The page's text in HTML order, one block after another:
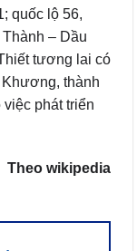
quốc lộ 56,
– Dầu
tương lai có
thành
phát triển
Theo wikipedia